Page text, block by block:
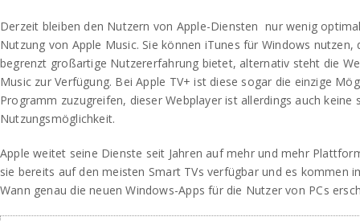
Derzeit bleiben den Nutzern von Apple-Diensten nur wenig
Nutzung von Apple Music. Sie können iTunes für Windows nutzen,
begrenzt großartige Nutzererfahrung bietet, alternativ steht die
Music zur Verfügung. Bei Apple TV+ ist diese sogar die einzige
Programm zuzugreifen, dieser Webplayer ist allerdings auch keine
Nutzungsmöglichkeit.
Apple weitet seine Dienste seit Jahren auf mehr und mehr
sie bereits auf den meisten Smart TVs verfügbar und es kommen
Wann genau die neuen Windows-Apps für die Nutzer von PCs